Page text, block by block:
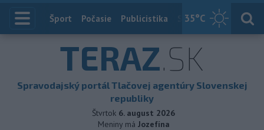
35°C
Index
Šport Počasie Publicistika Slovensko
TERAZ.SK
Spravodajský portál Tlačovej agentúry Slovenskej
republiky
Štvrtok 6. august 2026
Meniny má Jozefína